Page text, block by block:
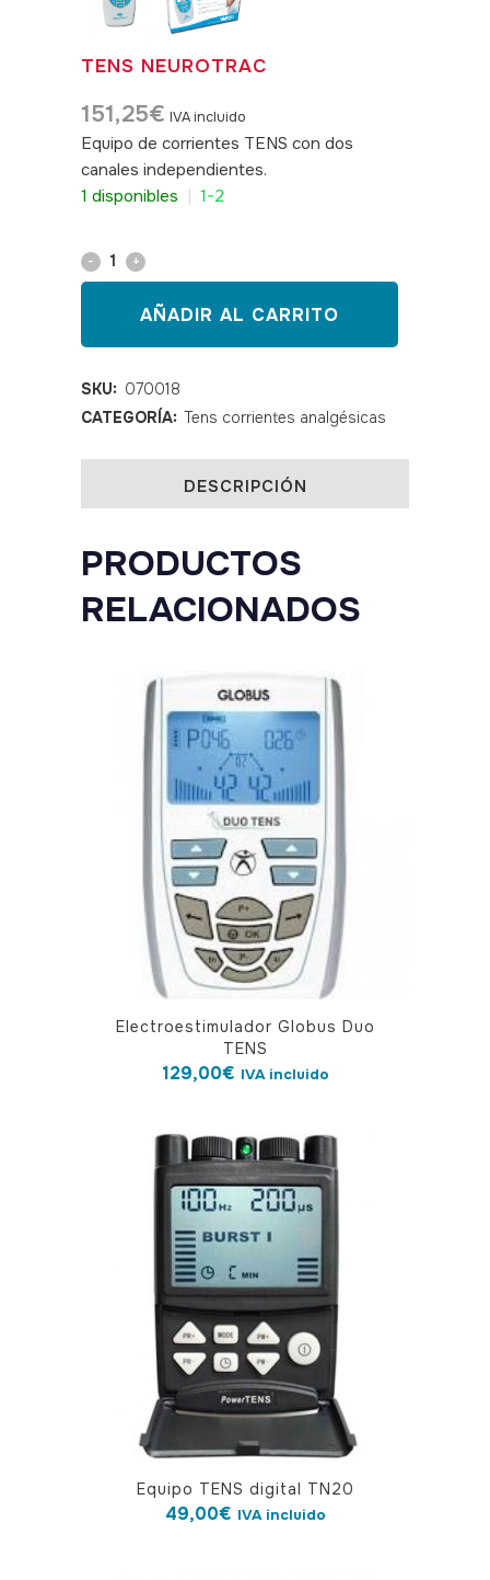
TENS NEUROTRAC
151,25€ IVA incluido
Equipo de corrientes TENS con dos
canales independientes.
1 disponibles
1-2
TENS
Neurotrac
quantity
AÑADIR AL CARRITO
SKU: 070018
CATEGORÍA: Tens corrientes analgésicas
DESCRIPCIÓN
PRODUCTOS
RELACIONADOS
Electroestimulador Globus Duo
TENS
129,00€ IVA incluido
Equipo TENS digital TN20
49,00€ IVA incluido